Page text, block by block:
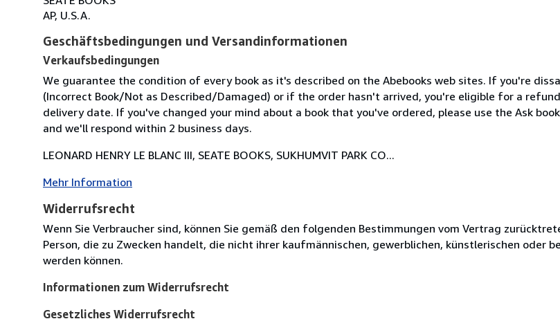
AP, U.S.A.
Geschäftsbedingungen und Versandinformationen
Verkaufsbedingungen
We guarantee the condition of every book as it's described on the Abebooks web sites. If you're
(Incorrect Book/Not as Described/Damaged) or if the order hasn't arrived, you're eligible for a
delivery date. If you've changed your mind about a book that you've ordered, please use the Ask
and we'll respond within 2 business days.
LEONARD HENRY LE BLANC III, SEATE BOOKS, SUKHUMVIT PARK CO...
Mehr Information
Widerrufsrecht
Wenn Sie Verbraucher sind, können Sie gemäß den folgenden Bestimmungen vom Vertrag
Person, die zu Zwecken handelt, die nicht ihrer kaufmännischen, gewerblichen, künstlerischen oder
werden können.
Informationen zum Widerrufsrecht
Gesetzliches Widerrufsrecht